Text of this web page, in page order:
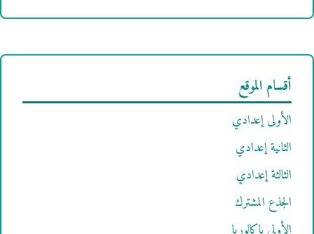
أقسام الموقع
الأولى إعدادي
الثانية إعدادي
الثالثة إعدادي
الجذع المشترك